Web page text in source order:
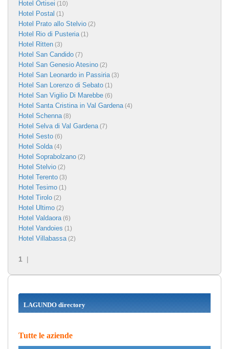
Hotel Ortisei (10)
Hotel Postal (1)
Hotel Prato allo Stelvio (2)
Hotel Rio di Pusteria(1)
Hotel Ritten (3)
Hotel San Candido (7)
Hotel San Genesio Atesino (2)
Hotel San Leonardo in Passiria(3)
Hotel San Lorenzo di Sebato (1)
Hotel San Vigilio Di Marebbe (6)
Hotel Santa Cristina in Val Gardena(4)
Hotel Schenna(8)
Hotel Selva di Val Gardena(7)
Hotel Sesto (6)
Hotel Solda(4)
Hotel Soprabolzano (2)
Hotel Stelvio (2)
Hotel Terento (3)
Hotel Tesimo (1)
Hotel Tirolo (2)
Hotel Ultimo (2)
Hotel Valdaora(6)
Hotel Vandoies (1)
Hotel Villabassa(2)
1 |
LAGUNDO directory
Tutte le aziende